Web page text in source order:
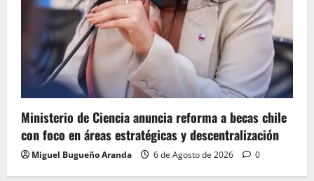
Ministerio de Ciencia anuncia reforma a becas chile
con foco en áreas estratégicas y descentralización
Miguel Bugueño Aranda 6 de Agosto de 2026 0